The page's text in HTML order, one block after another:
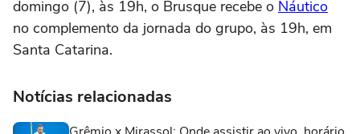
domingo (7), às 19h, o Brusque recebe o Náutico
no complemento da jornada do grupo, às 19h, em
Santa Catarina.
Notícias relacionadas